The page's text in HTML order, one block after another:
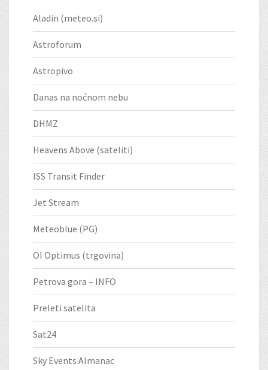
Aladin (meteo.si)
Astroforum
Astropivo
Danas na noćnom nebu
DHMZ
Heavens Above (sateliti)
ISS Transit Finder
Jet Stream
Meteoblue (PG)
OI Optimus (trgovina)
Petrova gora – INFO
Preleti satelita
Sat24
Sky Events Almanac